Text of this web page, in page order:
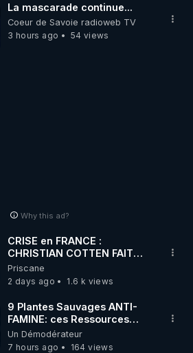
La mascarade continue...
Coeur de Savoie radioweb TV
3 hours ago
54 views
Why this ad?
CRISE en FRANCE :
CHRISTIAN COTTEN FAIT
une étrange découverte
Priscane
2 days ago
1.6 k views
9 Plantes Sauvages ANTI-
FAMINE: ces Ressources
JARDIN&des Haies
Un Démodérateur
7 hours ago
164 views